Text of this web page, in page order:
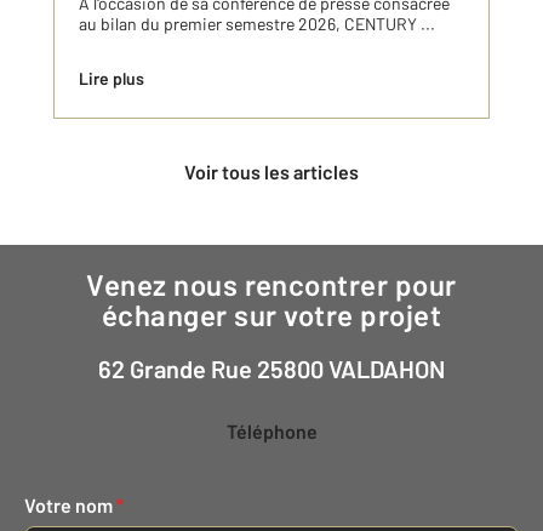
au bilan du premier semestre 2026, CENTURY ...
Lire plus
Voir tous les articles
Venez nous rencontrer pour
échanger sur votre projet
62 Grande Rue 25800 VALDAHON
Téléphone
Votre nom*